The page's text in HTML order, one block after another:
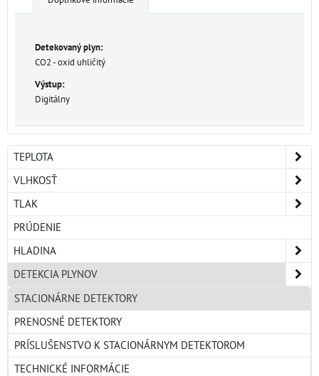
Detekovaný plyn:
CO2 - oxid uhličitý
Výstup:
Digitálny
TEPLOTA
VLHKOSŤ
TLAK
PRÚDENIE
HLADINA
DETEKCIA PLYNOV
STACIONÁRNE DETEKTORY
PRENOSNÉ DETEKTORY
PRÍSLUŠENSTVO K STACIONÁRNYM DETEKTOROM
TECHNICKÉ INFORMÁCIE